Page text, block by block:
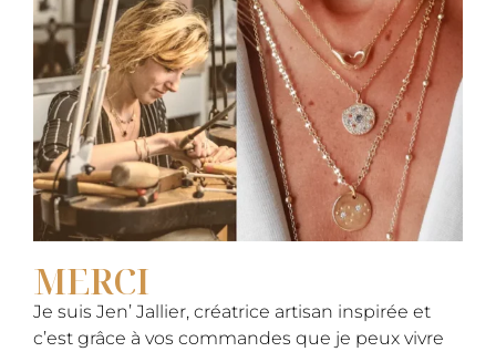
MERCI
Je suis Jen’ Jallier, créatrice artisan inspirée et
c’est grâce à vos commandes que je peux vivre